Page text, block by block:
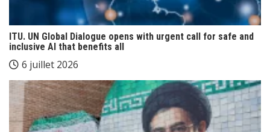
ITU. UN Global Dialogue opens with urgent call for safe and
inclusive AI that benefits all
6 juillet 2026